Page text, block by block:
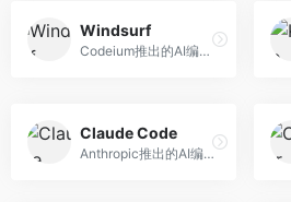
Windsurf
Codeium推出的AI编程工具，专注于代码智能辅助。面向开发者，提供代码补全、代码生成、代码解释等服务，多语言支持完善。
Claude Code
Anthropic推出的AI编程工具，基于Claude模型。面向开发者，提供代码生成、代码审查、调试辅助等服务，代码质量高，推理能力强。